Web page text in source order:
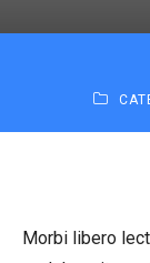
Morbi libero